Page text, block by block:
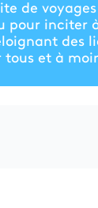
de
pour inciter
des
tous et à